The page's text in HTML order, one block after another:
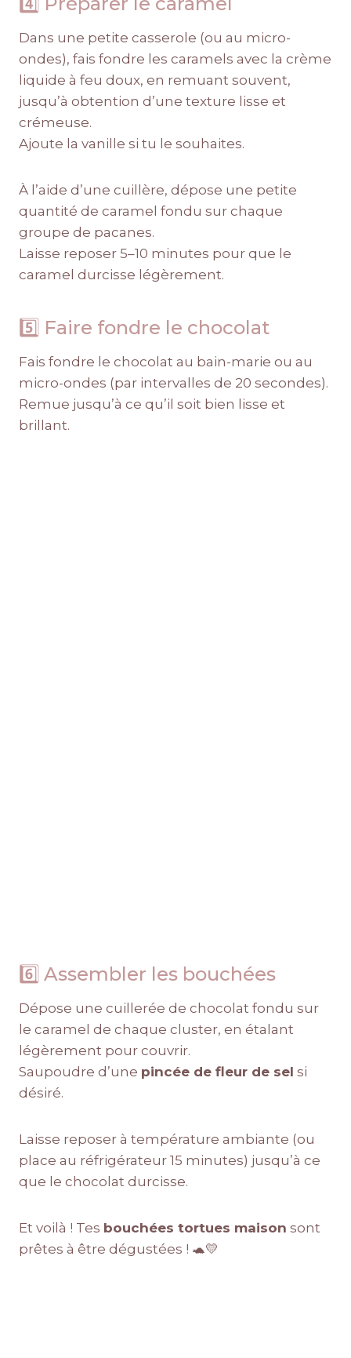
Dans une petite casserole (ou au micro-
ondes), fais fondre les caramels avec la crème
liquide à feu doux, en remuant souvent,
jusqu’à obtention d’une texture lisse et
crémeuse.
Ajoute la vanille si tu le souhaites.
À l’aide d’une cuillère, dépose une petite
quantité de caramel fondu sur chaque
groupe de pacanes.
Laisse reposer 5–10 minutes pour que le
caramel durcisse légèrement.
5️⃣ Faire fondre le chocolat
Fais fondre le chocolat au bain-marie ou au
micro-ondes (par intervalles de 20 secondes).
Remue jusqu’à ce qu’il soit bien lisse et
brillant.
6️⃣ Assembler les bouchées
Dépose une cuillerée de chocolat fondu sur
le caramel de chaque cluster, en étalant
légèrement pour couvrir.
Saupoudre d’une pincée de fleur de sel si
désiré.
Laisse reposer à température ambiante (ou
place au réfrigérateur 15 minutes) jusqu’à ce
que le chocolat durcisse.
Et voilà ! Tes bouchées tortues maison sont
prêtes à être dégustées ! 🐢💛